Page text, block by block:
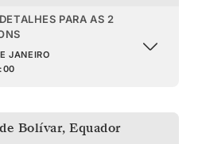
PARA AS 2
JANEIRO
Bolívar, Equador